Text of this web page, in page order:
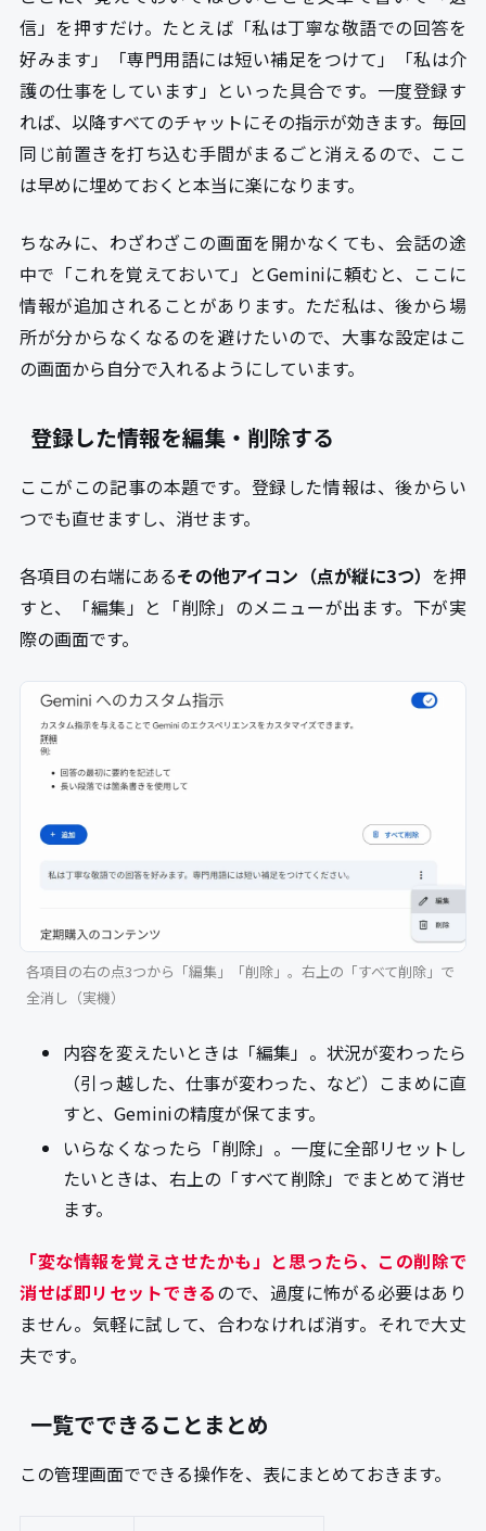
信」を押すだけ。たとえば「私は丁寧な敬語での回答を
好みます」「専門用語には短い補足をつけて」「私は介
護の仕事をしています」といった具合です。一度登録す
れば、以降すべてのチャットにその指示が効きます。毎回
同じ前置きを打ち込む手間がまるごと消えるので、ここ
は早めに埋めておくと本当に楽になります。
ちなみに、わざわざこの画面を開かなくても、会話の途
中で「これを覚えておいて」とGeminiに頼むと、ここに
情報が追加されることがあります。ただ私は、後から場
所が分からなくなるのを避けたいので、大事な設定はこ
の画面から自分で入れるようにしています。
登録した情報を編集・削除する
ここがこの記事の本題です。登録した情報は、後からい
つでも直せますし、消せます。
各項目の右端にあるその他アイコン（点が縦に3つ） を押
すと、「編集」と「削除」のメニューが出ます。下が実
際の画面です。
各項目の右の点3つから「編集」「削除」。右上の「すべて削除」で
全消し（実機）
内容を変えたいときは「編集」。状況が変わったら
（引っ越した、仕事が変わった、など）こまめに直
すと、Geminiの精度が保てます。
いらなくなったら「削除」。一度に全部リセットし
たいときは、右上の「すべて削除」でまとめて消せ
ます。
「変な情報を覚えさせたかも」と思ったら、この削除で
消せば即リセットできるので、過度に怖がる必要はあり
ません。気軽に試して、合わなければ消す。それで大丈
夫です。
一覧でできることまとめ
この管理画面でできる操作を、表にまとめておきます。